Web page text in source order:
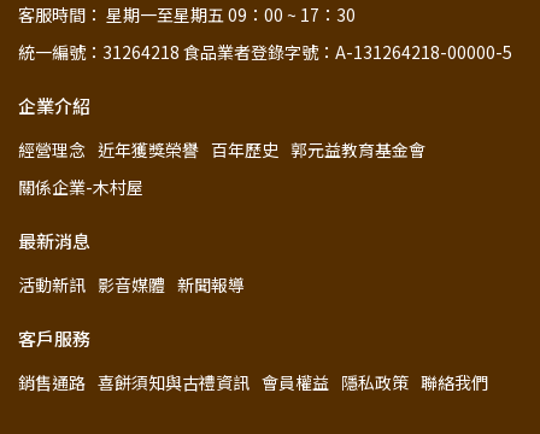
客服時間： 星期一至星期五 09：00 ~ 17：30
統一編號：31264218 食品業者登錄字號：A-131264218-00000-5
企業介紹
經營理念 近年獲獎榮譽 百年歷史 郭元益教育基金會
關係企業-木村屋
最新消息
活動新訊 影音媒體 新聞報導
客戶服務
銷售通路 喜餅須知與古禮資訊 會員權益 隱私政策 聯絡我們